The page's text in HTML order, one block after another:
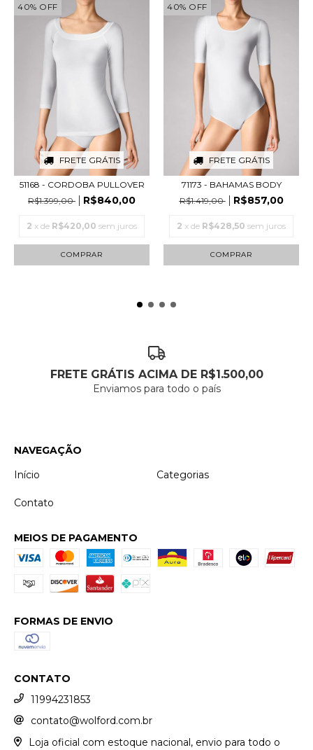
40% OFF
FRETE GRÁTIS
51168 - CORDOBA PULLOVER
R$1.399,00
R$840,00
2 x de R$420,00 sem juros
COMPRAR
40% OFF
FRETE GRÁTIS
71173 - BAHAMAS BODY
R$1.419,00
R$857,00
2 x de R$428,50 sem juros
COMPRAR
FRETE GRÁTIS ACIMA DE R$1.500,00
Enviamos para todo o país
NAVEGAÇÃO
Início
Categorias
Contato
MEIOS DE PAGAMENTO
FORMAS DE ENVIO
CONTATO
11994231853
contato@wolford.com.br
Loja oficial com estoque nacional, envio para todo o